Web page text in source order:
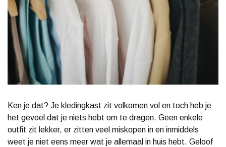
Ken je dat? Je kledingkast zit volkomen vol en toch heb je
het gevoel dat je niets hebt om te dragen. Geen enkele
outfit zit lekker, er zitten veel miskopen in en inmiddels
weet je niet eens meer wat je allemaal in huis hebt. Geloof